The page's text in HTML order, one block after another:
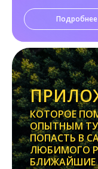
КОТОРОЕ
ОПЫТНЫМ
ПОПАСТЬ В
ЛЮБИМОГО
БЛИЖАЙШИЕ